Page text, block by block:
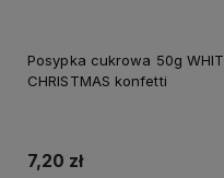
Posypka cukrowa 50g WHITE
CHRISTMAS konfetti
7,20 zł